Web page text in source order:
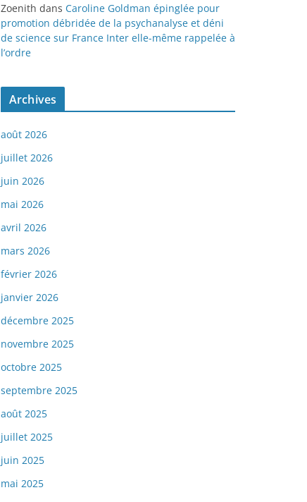
Zoenith dans Caroline Goldman épinglée pour
promotion débridée de la psychanalyse et déni
de science sur France Inter elle-même rappelée à
l’ordre
Archives
août 2026
juillet 2026
juin 2026
mai 2026
avril 2026
mars 2026
février 2026
janvier 2026
décembre 2025
novembre 2025
octobre 2025
septembre 2025
août 2025
juillet 2025
juin 2025
mai 2025